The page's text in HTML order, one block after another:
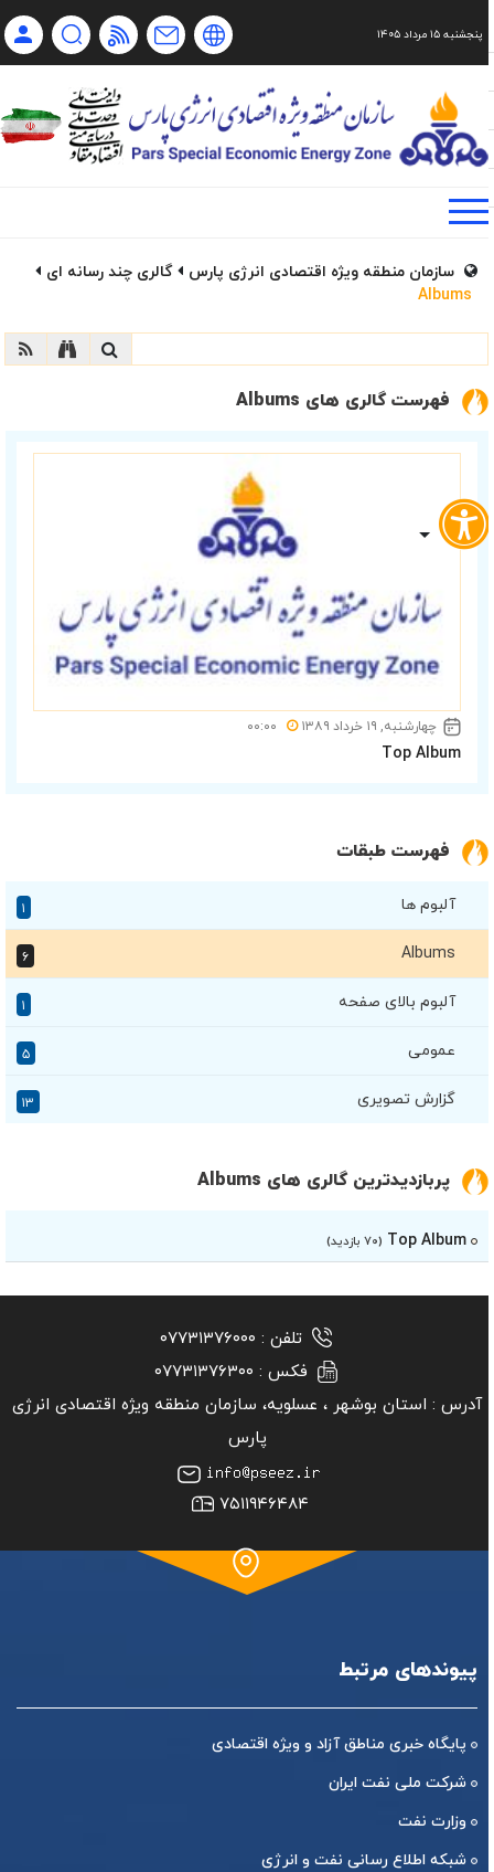
فا Ru Ch
پنجشنبه ۱۵ مرداد ۱۴۰۵
سازمان منطقه ویژه اقتصادی انرژی پارس
گالری چند رسانه ای
Albums
فهرست گالری های Albums
چهارشنبه, ۱۹ خرداد ۱۳۸۹ ۰۰:۰۰
Top Album
فهرست طبقات
آلبوم ها
Albums ۶
آلبوم بالای صفحه
عمومی ۵
گزارش تصویری ۱۳
پربازدیدترین گالری های Albums
Top Album
تلفن : ۰۷۷۳۱۳۷۶۰۰۰
فکس : ۰۷۷۳۱۳۷۶۳۰۰
آدرس : استان بوشهر ‏، عسلویه، سازمان منطقه ویژه اقتصادی انرژی
پارس
۷۵۱۱۹۴۶۴۸۴
پیوندهای مرتبط
پایگاه خبری مناطق آزاد و ویژه اقتصادی
شرکت ملی نفت ایران
وزارت نفت
شبکه اطلاع رسانی نفت و انرژی